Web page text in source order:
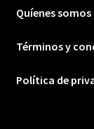
Quíenes somos
Términos y
Política de